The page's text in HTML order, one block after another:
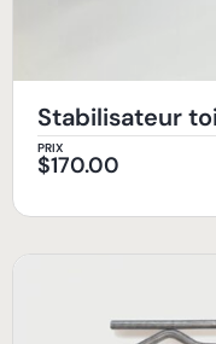
Stabilisateur
PRIX
$170.00